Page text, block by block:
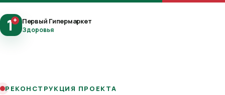
1+ Первый Гипермаркет
Здоровья
РЕКОНСТРУКЦИЯ ПРОЕКТА